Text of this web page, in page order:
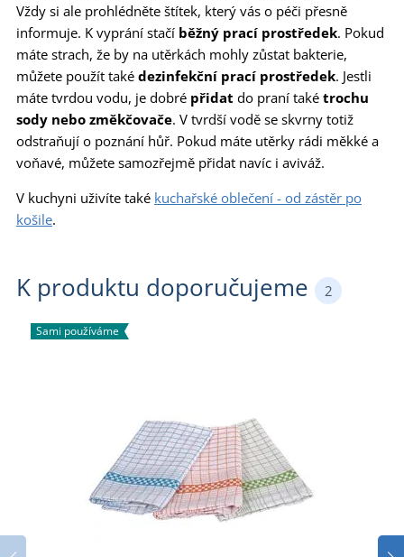
Vždy si ale prohlédněte štítek, který vás o péči přesně
informuje. K vyprání stačí běžný prací prostředek. Pokud
máte strach, že by na utěrkách mohly zůstat bakterie,
můžete použít také dezinfekční prací prostředek. Jestli
máte tvrdou vodu, je dobré přidat do praní také trochu
sody nebo změkčovače. V tvrdší vodě se skvrny totiž
odstraňují o poznání hůř. Pokud máte utěrky rádi měkké a
voňavé, můžete samozřejmě přidat navíc i aviváž.
V kuchyni uživíte také kuchařské oblečení - od zástěr po
košile.
K produktu doporučujeme 2
Sami používáme